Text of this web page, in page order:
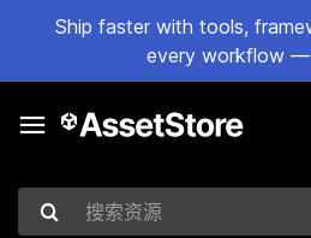
Ship faster with tools,
every workflow
搜索资源